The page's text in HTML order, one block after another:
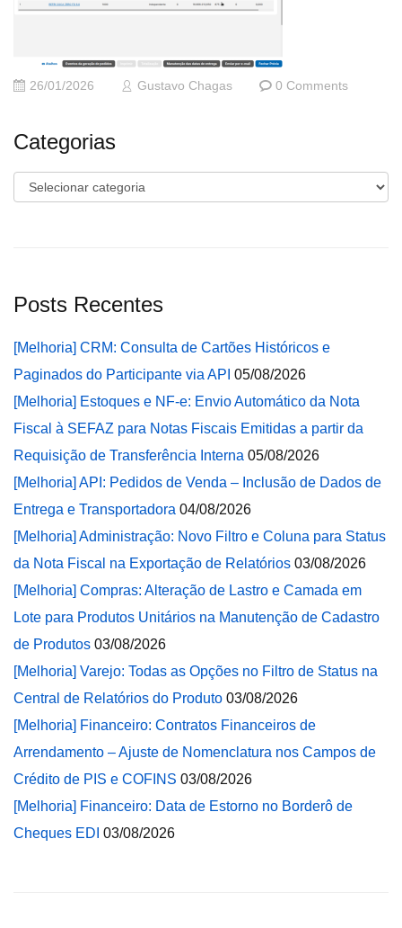
26/01/2026 Gustavo Chagas 0 Comments
Categorias
Categorias
Posts Recentes
[Melhoria] CRM: Consulta de Cartões Históricos e
Paginados do Participante via API 05/08/2026
[Melhoria] Estoques e NF-e: Envio Automático da Nota
Fiscal à SEFAZ para Notas Fiscais Emitidas a partir da
Requisição de Transferência Interna 05/08/2026
[Melhoria] API: Pedidos de Venda – Inclusão de Dados de
Entrega e Transportadora 04/08/2026
[Melhoria] Administração: Novo Filtro e Coluna para Status
da Nota Fiscal na Exportação de Relatórios 03/08/2026
[Melhoria] Compras: Alteração de Lastro e Camada em
Lote para Produtos Unitários na Manutenção de Cadastro
de Produtos 03/08/2026
[Melhoria] Varejo: Todas as Opções no Filtro de Status na
Central de Relatórios do Produto 03/08/2026
[Melhoria] Financeiro: Contratos Financeiros de
Arrendamento – Ajuste de Nomenclatura nos Campos de
Crédito de PIS e COFINS 03/08/2026
[Melhoria] Financeiro: Data de Estorno no Borderô de
Cheques EDI 03/08/2026